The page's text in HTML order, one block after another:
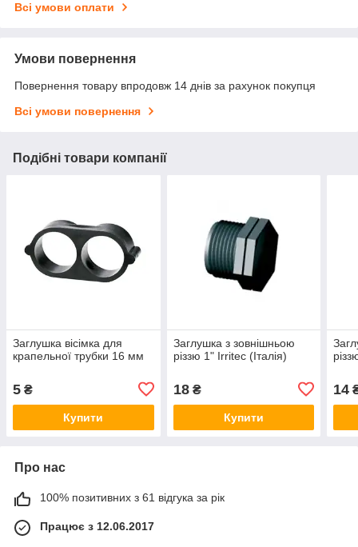
Всі умови оплати
Умови повернення
Повернення товару впродовж 14 днів за рахунок покупця
Всі умови повернення
Подібні товари компанії
Заглушка вісімка для
крапельної трубки 16 мм
5 ₴
Купити
Заглушка з зовнішньою
різзю 1" Irritec (Італія)
18₴
Купити
14
Про нас
100% позитивних з 61 відгука за рік
Працює з 12.06.2017